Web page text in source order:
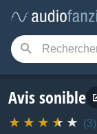
Avis sonible
(3)